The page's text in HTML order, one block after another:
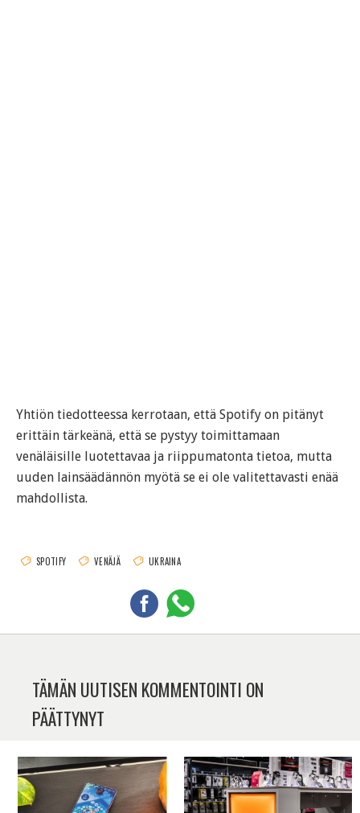
Yhtiön tiedotteessa kerrotaan, että Spotify on pitänyt
erittäin tärkeänä, että se pystyy toimittamaan
venäläisille luotettavaa ja riippumatonta tietoa, mutta
uuden lainsäädännön myötä se ei ole valitettavasti enää
mahdollista.
SPOTIFY VENÄJÄ UKRAINA
TÄMÄN UUTISEN KOMMENTOINTI ON
PÄÄTTYNYT